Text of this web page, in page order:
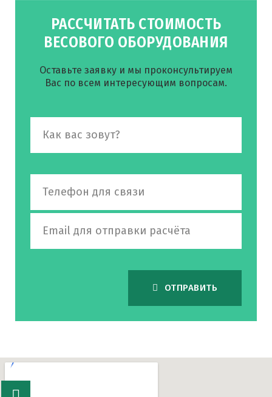
РАССЧИТАТЬ СТОИМОСТЬ
ВЕСОВОГО ОБОРУДОВАНИЯ
Оставьте заявку и мы проконсультируем
Вас по всем интересующим вопросам.
ОТПРАВИТЬ